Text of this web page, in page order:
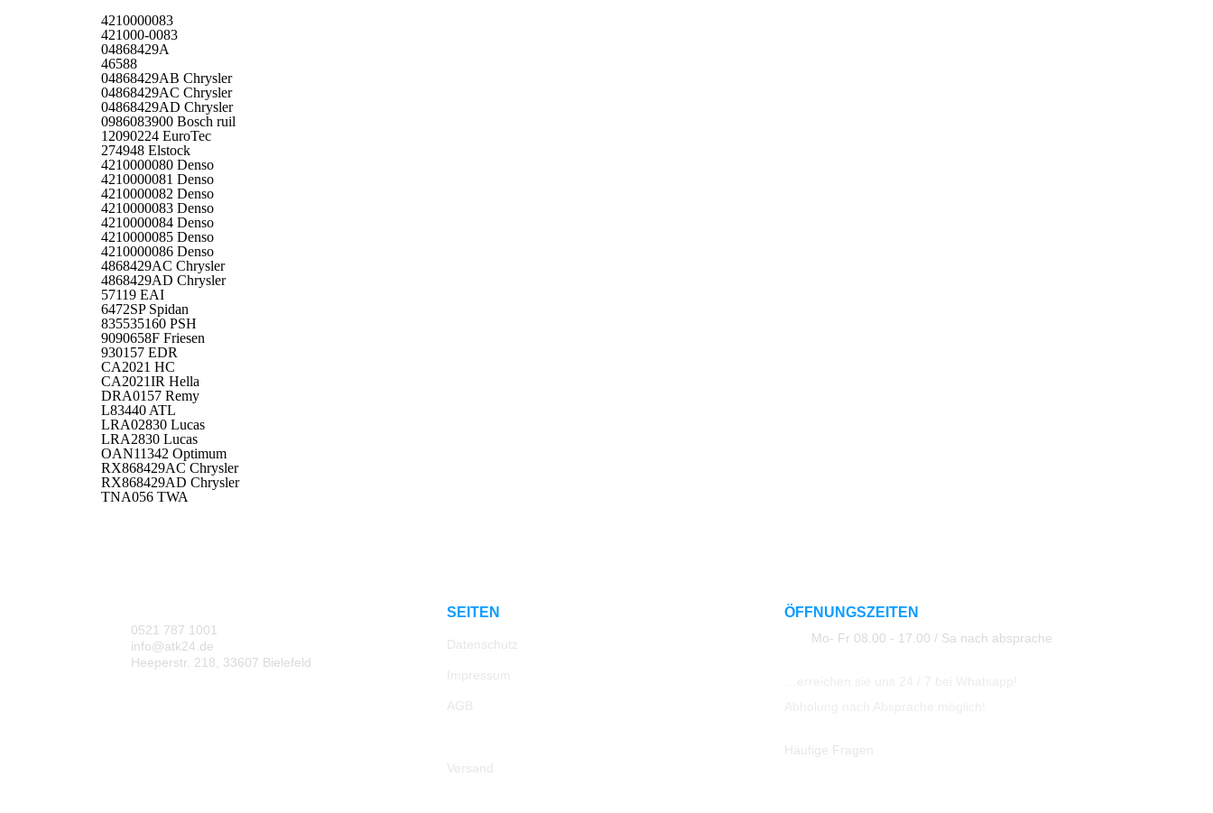
4210000083
421000-0083
04868429A
46588
04868429AB Chrysler
04868429AC Chrysler
04868429AD Chrysler
0986083900 Bosch ruil
12090224 EuroTec
274948 Elstock
4210000080 Denso
4210000081 Denso
4210000082 Denso
4210000083 Denso
4210000084 Denso
4210000085 Denso
4210000086 Denso
4868429AC Chrysler
4868429AD Chrysler
57119 EAI
6472SP Spidan
835535160 PSH
9090658F Friesen
930157 EDR
CA2021 HC
CA2021IR Hella
DRA0157 Remy
L83440 ATL
LRA02830 Lucas
LRA2830 Lucas
OAN11342 Optimum
RX868429AC Chrysler
RX868429AD Chrysler
TNA056 TWA
0521 787 1001
info@atk24.de
Heeperstr. 218, 33607 Bielefeld
SEITEN
Datenschutz
Impressum
AGB
Versand
ÖFFNUNGSZEITEN
Mo- Fr 08.00 - 17.00 / Sa nach absprache
Häufige Fragen